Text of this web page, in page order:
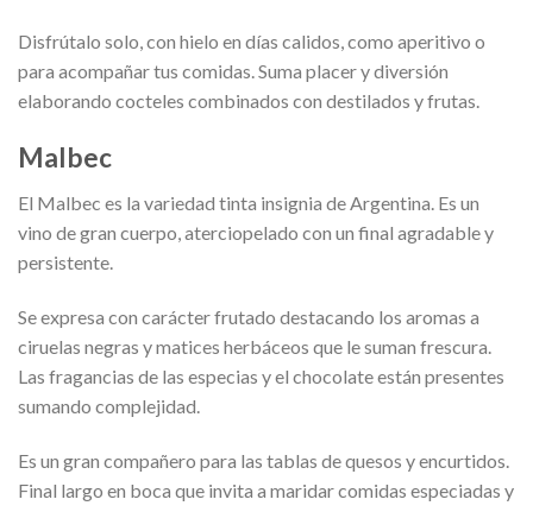
Disfrútalo solo, con hielo en días calidos, como aperitivo o
para acompañar tus comidas. Suma placer y diversión
elaborando cocteles combinados con destilados y frutas.
Malbec
El Malbec es la variedad tinta insignia de Argentina. Es un
vino de gran cuerpo, aterciopelado con un final agradable y
persistente.
Se expresa con carácter frutado destacando los aromas a
ciruelas negras y matices herbáceos que le suman frescura.
Las fragancias de las especias y el chocolate están presentes
sumando complejidad.
Es un gran compañero para las tablas de quesos y encurtidos.
Final largo en boca que invita a maridar comidas especiadas y